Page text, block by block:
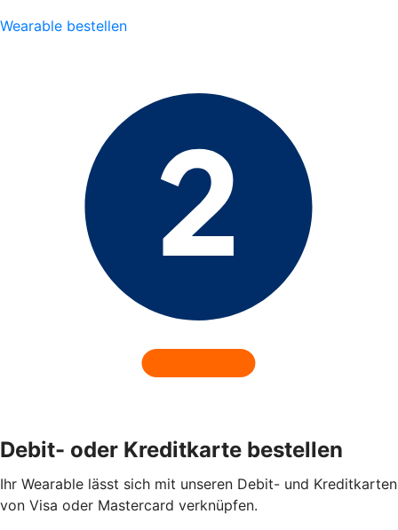
Wearable bestellen
Debit- oder Kreditkarte bestellen
Ihr Wearable lässt sich mit unseren Debit- und Kreditkarten
von Visa oder Mastercard verknüpfen.